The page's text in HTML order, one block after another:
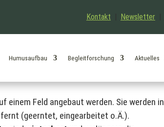
Kontakt Newsletter|
Humusaufbau Begleitforschung Aktuelles
Feld angebaut werden. Sie werden in
(geerntet, eingearbeitet o.Ä.).